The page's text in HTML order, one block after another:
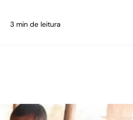
3 min de leitura